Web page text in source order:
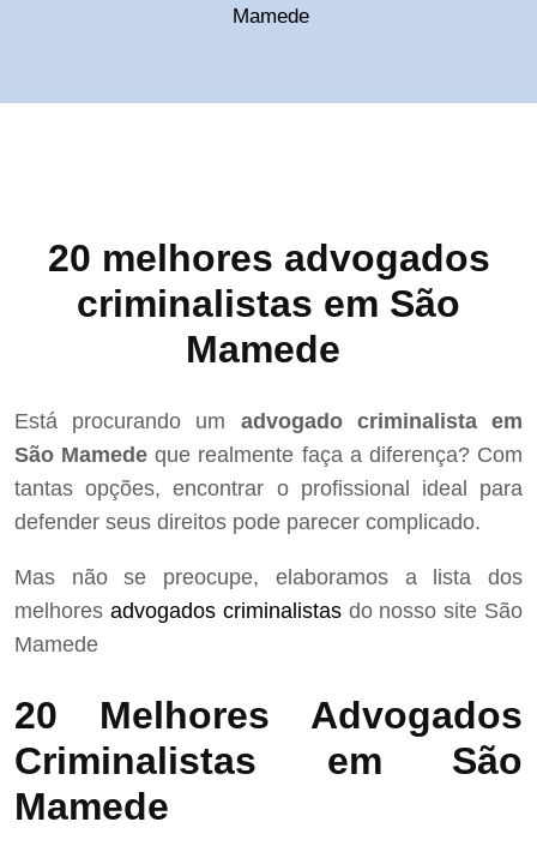
Mamede
20 melhores advogados
criminalistas em São
Mamede
Está procurando um advogado criminalista em
São Mamede que realmente faça a diferença? Com
tantas opções, encontrar o profissional ideal para
defender seus direitos pode parecer complicado.
Mas não se preocupe, elaboramos a lista dos
melhores advogados criminalistasdo nosso site São
Mamede
20 Melhores Advogados
Criminalistas em São
Mamede